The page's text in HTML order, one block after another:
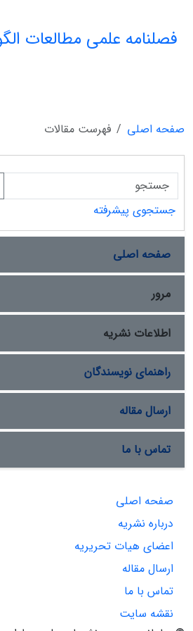
فصلنامه علمی مطالعات
صفحه اصلی
فهرست مقالات
جستجوی پیشرفته
صفحه اصلی
مرور
اطلاعات نشریه
راهنمای نویسندگان
ارسال مقاله
تماس با ما
صفحه اصلی
درباره نشریه
اعضای هیات تحریریه
ارسال مقاله
تماس با ما
نقشه سایت